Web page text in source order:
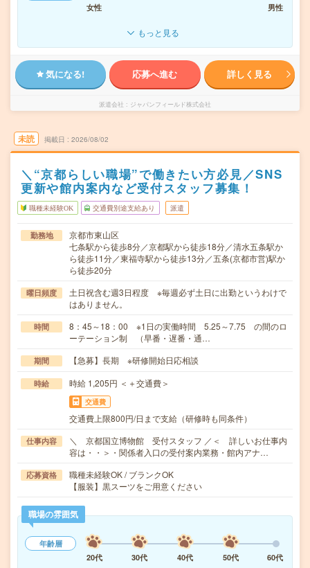
女性
男性
もっと見る
気になる! 応募へ進む 詳しく見る
派遣会社 ジャパンフィールド株式会社
未読 掲載日 2026/08/02
＼“京都らしい職場”で働きたい方必見／SNS
更新や館内案内など受付スタッフ募集！
職種未経験OK 交通費別途支給あり 派遣
勤務地
京都市東山区
七条駅から徒歩8分／京都駅から徒歩18分／清水五条駅か
ら徒歩11分／東福寺駅から徒歩13分／五条(京都市営)駅か
ら徒歩20分
曜日頻度
土日祝含む週3日程度 ※毎週必ず土日に出勤というわけで
はありません。
時間
8：45～18：00 ※1日の実働時間 5.25～7.75 の間のロ
ーテーション制 （早番・遅番・通…
期間 【急募】長期 ※研修開始日応相談
時給 時給 1,205円 ＜＋交通費＞
交通費
交通費上限800円/日まで支給（研修時も同条件）
仕事内容
＼ 京都国立博物館 受付スタッフ ／＜ 詳しいお仕事内
容は・・＞・関係者入口の受付案内業務・館内アナ…
応募資格
職種未経験OK / ブランクOK
【服装】黒スーツをご用意ください
職場の雰囲気
年齢層
20代
30代 40代 50代 60代